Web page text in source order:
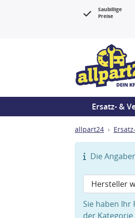
Saubillige
Preise
Ersatz- &
allpart24
Die
Sie haben Ihr
der Kategorie